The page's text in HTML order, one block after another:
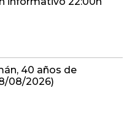
40 años de
08/2026)